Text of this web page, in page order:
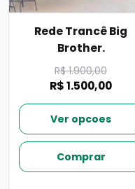
Rede Trancê Big
Brother.
R$ 1.900,00
R$ 1.500,00
Ver opcoes
Comprar